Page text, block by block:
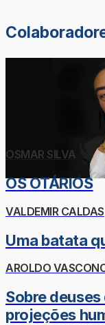
OSMAR SILVA
OS OTÁRIOS
VALDEMIR CALDAS
Uma batata
AROLDO
Sobre
projeções